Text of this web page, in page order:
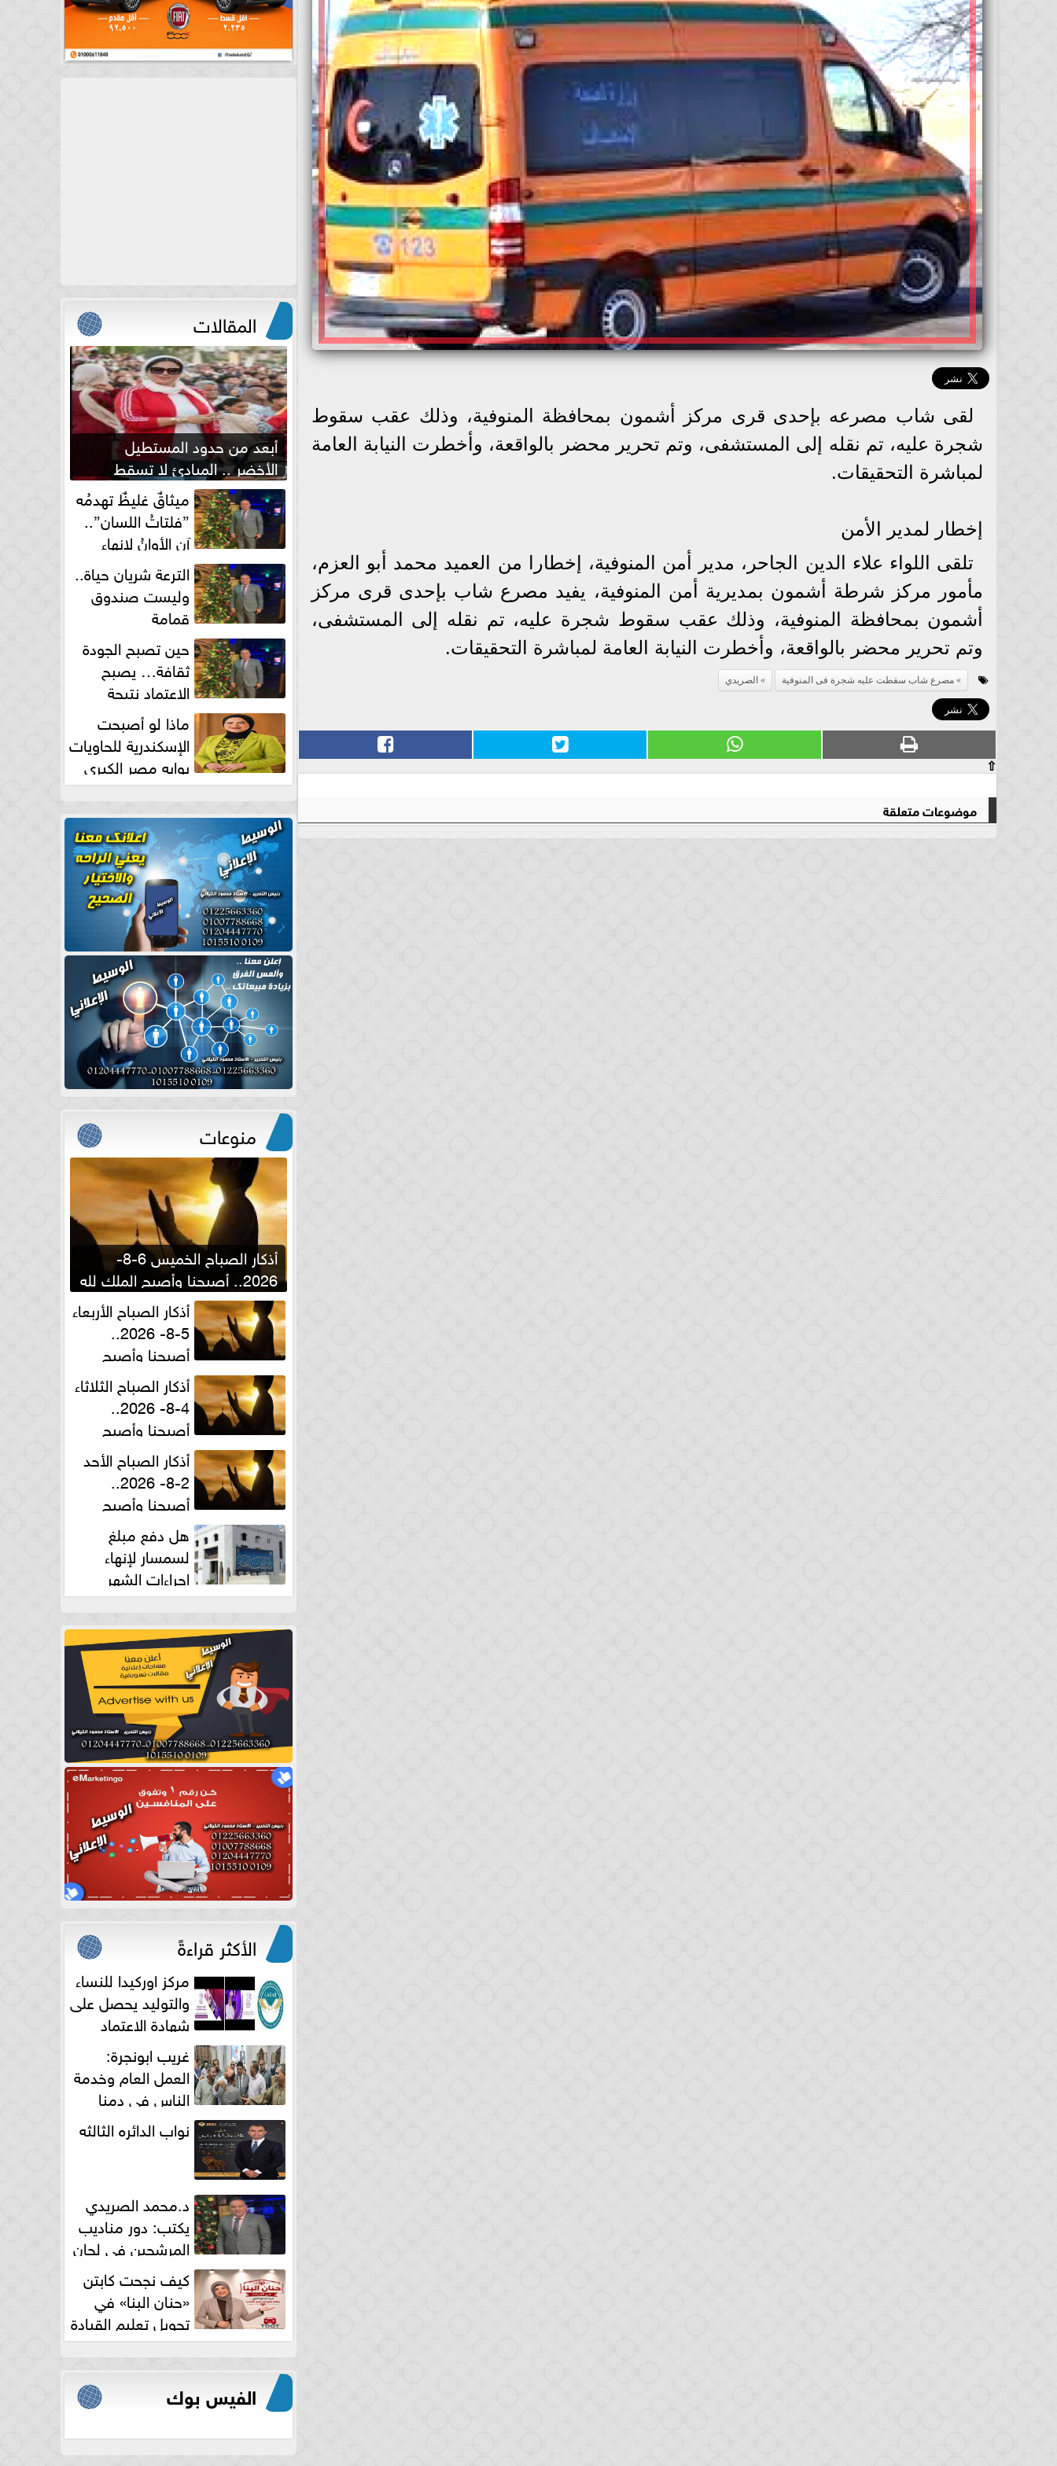
لقى شاب مصرعه بإحدى قرى مركز أشمون بمحافظة المنوفية، وذلك عقب سقوط
شجرة عليه، تم نقله إلى المستشفى، وتم تحرير محضر بالواقعة، وأخطرت النيابة العامة
لمباشرة التحقيقات.
إخطار لمدير الأمن
تلقى اللواء علاء الدين الجاحر، مدير أمن المنوفية، إخطارا من العميد محمد أبو العزم،
مأمور مركز شرطة أشمون بمديرية أمن المنوفية، يفيد مصرع شاب بإحدى قرى مركز
أشمون بمحافظة المنوفية، وذلك عقب سقوط شجرة عليه، تم نقله إلى المستشفى،
وتم تحرير محضر بالواقعة، وأخطرت النيابة العامة لمباشرة التحقيقات.
مصرع شاب سقطت عليه شجرة فى المنوفية الصريدي
⇧
موضوعات متعلقة
المقالات
أبعد من حدود المستطيل
الأخضر .. المبادئ لا تسقط
بصفارة الحكم ميثاقٌ غليظٌ تهدمُه
”فلتاتُ اللسان”..
آن الأوانُ لإنهاءِ
فوضى الطلاق الشفهي!الترعة شريان حياة..
وليست صندوق
قمامة
حين تصبح الجودة
ثقافة… يصبح
الاعتماد نتيجة
طبيعية
ماذا لو أصبحت
الإسكندرية للحاويات
بوابه مصر الكبري
للتجارة العالمية بقلم د...
منوعات
أذكار الصباح الخميس 6-8-
2026.. أصبحنا وأصبح الملك لله
والحمد لله
أذكار الصباح الأربعاء
5-8- 2026..
أصبحنا وأصبح
الملك لله والحمد للهأذكار الصباح الثلاثاء
4-8- 2026..
أصبحنا وأصبح
الملك لله والحمد للهأذكار الصباح الأحد
2-8- 2026..
أصبحنا وأصبح
الملك لله والحمد للههل دفع مبلغ
لسمسار لإنهاء
إجراءات الشهر
العقارى حلال؟.. أمين الفتوى يجيب
الأكثر قراءةً
مركز اوركيدا للنساء
والتوليد يحصل على
شهادة الاعتماد
الكامل
غريب ابونجرة:
العمل العام وخدمة
الناس فى دمنا
نواب الدائره الثالثه
د.محمد الصريدي
يكتب: دور مناديب
المرشحين في لجان
الانتخابات
كيف نجحت كابتن
«حنان البنا» في
تحويل تعليم القيادة
النسائية من خوف...
الفيس بوك